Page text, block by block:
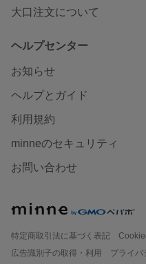
大口注文について
ヘルプセンター
お知らせ
ヘルプとガイド
利用規約
minneのセキュリティ
お問い合わせ
特定商取引法に基づく表記
Cookie
広告識別子の取得・利用
プライバ